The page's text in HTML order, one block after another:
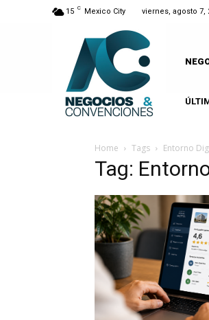
15 C Mexico City viernes, agosto 7,
Home Tags Entorno
Tag: